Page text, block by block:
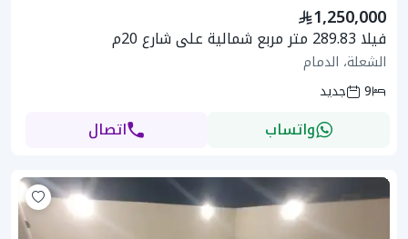
1,250,000
فيلا 289.83 متر مربع شمالية على شارع 20م
الشعلة، الدمام
9
جديد
واتساب اتصال